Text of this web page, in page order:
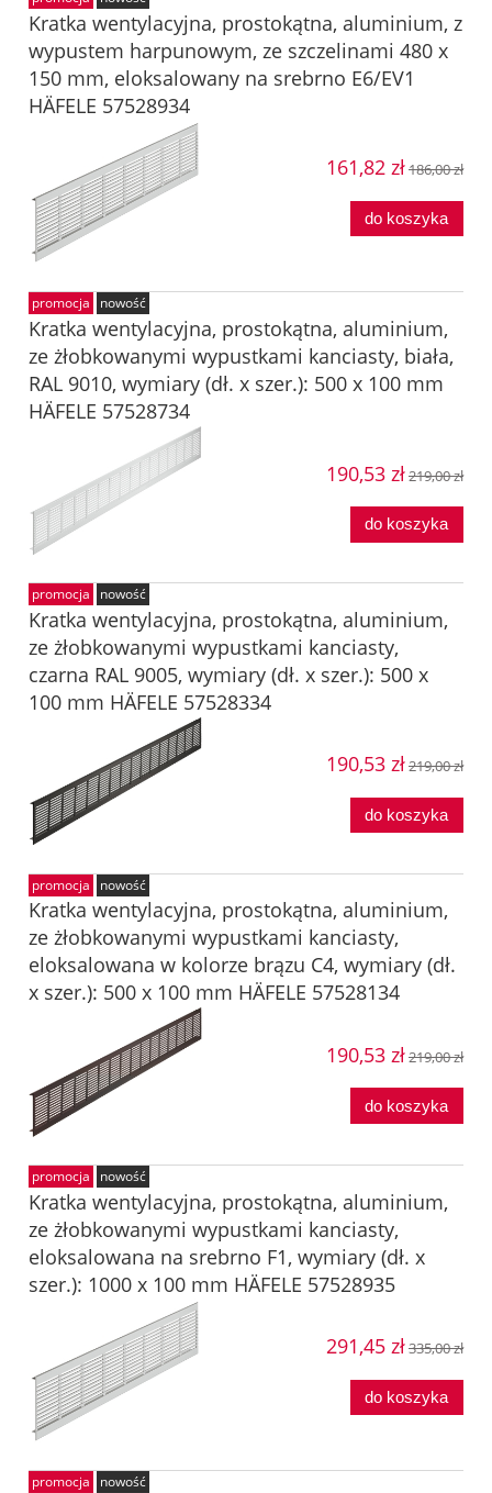
Kratka wentylacyjna, prostokątna, aluminium, z
wypustem harpunowym, ze szczelinami 480 x
150 mm, eloksalowany na srebrno E6/EV1
HÄFELE 57528934
161,82 zł186,00 zł
do koszyka
Kratka wentylacyjna, prostokątna, aluminium,
ze żłobkowanymi wypustkami kanciasty, biała,
RAL 9010, wymiary (dł. x szer.): 500 x 100 mm
HÄFELE 57528734
190,53 zł219,00 zł
do koszyka
promocja nowość
Kratka wentylacyjna, prostokątna, aluminium,
ze żłobkowanymi wypustkami kanciasty,
czarna RAL 9005, wymiary (dł. x szer.): 500 x
100 mm HÄFELE 57528334
190,53 zł219,00 zł
do koszyka
promocja nowość
Kratka wentylacyjna, prostokątna, aluminium,
ze żłobkowanymi wypustkami kanciasty,
eloksalowana w kolorze brązu C4, wymiary (dł.
x szer.): 500 x 100 mm HÄFELE 57528134
190,53 zł219,00 zł
do koszyka
promocja nowość
Kratka wentylacyjna, prostokątna, aluminium,
ze żłobkowanymi wypustkami kanciasty,
eloksalowana na srebrno F1, wymiary (dł. x
szer.): 1000 x 100 mm HÄFELE 57528935
291,45 zł335,00 zł
do koszyka
promocja nowość
promocja nowość